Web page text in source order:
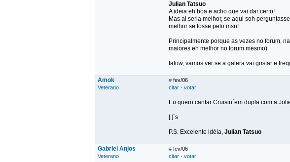
Julian Tatsuo
A ideia eh boa e acho que vai dar certo!
Mas ai seria melhor, se aqui soh
melhor se fosse pelo msn!
Principalmente porque as vezes no forum,
maiores eh melhor no forum mesmo)
falow, vamos ver se a galera vai gostar e
Amok
Veterano
# fev/06
citar · votar
Eu quero cantar Cruisin´em dupla com a
[ ]´s
P.S. Excelente idéia, Julian Tatsuo
Gabriel Anjos
Veterano
# fev/06
citar · votar